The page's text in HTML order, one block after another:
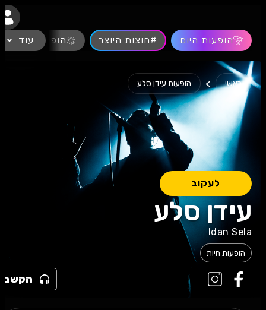
הופעות היום #חוצות היוצר הופעות חיות
עוד
ראשי > הופעות עידן סלע
לעקוב
עידן סלע
Idan Sela
הופעות חיות
הקשב